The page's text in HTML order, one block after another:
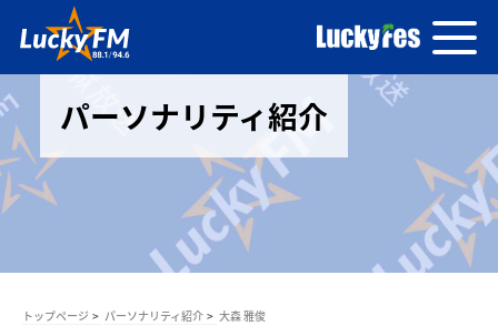
パーソナリティ紹介
トップページ パーソナリティ紹介 大森 雅俊